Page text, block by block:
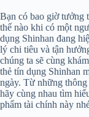
Bạn có bao giờ tưởng
thế nào khi có một
dụng Shinhan đang
lý chi tiêu và tận
chúng ta sẽ cùng
thẻ tín dụng Shinhan
ngày. Từ những
hãy cùng nhau tìm
phẩm tài chính này